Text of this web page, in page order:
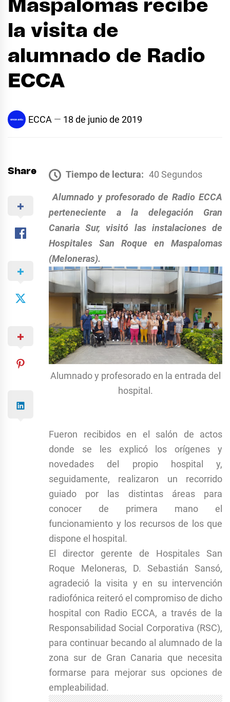
Maspalomas recibe
la visita de
alumnado de Radio
ECCA
ECCA 18 de junio de 2019
Share Tiempo de lectura: 40 Segundos
Alumnado y profesorado de Radio ECCA
perteneciente a la delegación Gran
Canaria Sur, visitó las instalaciones de
Hospitales San Roque en Maspalomas
(Meloneras).
Alumnado y profesorado en la entrada del
hospital.
Fueron recibidos en el salón de actos
donde se les explicó los orígenes y
novedades del propio hospital y,
seguidamente, realizaron un recorrido
guiado por las distintas áreas para
conocer de primera mano el
funcionamiento y los recursos de los que
dispone el hospital.
El director gerente de Hospitales San
Roque Meloneras, D. Sebastián Sansó,
agradeció la visita y en su intervención
radiofónica reiteró el compromiso de dicho
hospital con Radio ECCA, a través de la
Responsabilidad Social Corporativa (RSC),
para continuar becando al alumnado de la
zona sur de Gran Canaria que necesita
formarse para mejorar sus opciones de
empleabilidad.